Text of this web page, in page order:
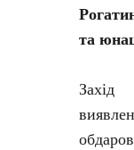
та
Захід